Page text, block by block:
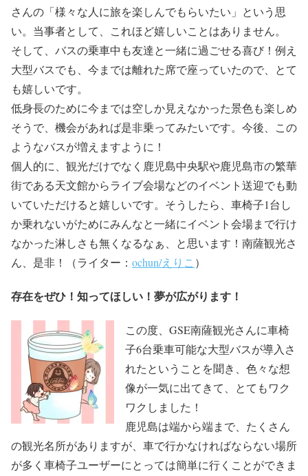
さんの「様々な人に旅を楽しんでもらいたい」という思
い。当事者として、これほど嬉しいことはありません。
そして、バスの乗車中も友達と一緒に過ごせる喜び！例え
大型バスでも、今までは離れた席で座っていたので、とて
も嬉しいです。
低身長のために今までは空しか見えなかった景色も楽しめ
そうで、機会があれば是非乗ってみたいです。今後、この
ようなバスが増えますように！
個人的に、観光だけでなく鹿児島中央駅や鹿児島市の繁華
街である天文館からライブ会場などのイベント送迎でも動
いていただけると嬉しいです。そうしたら、車椅子1台し
か乗れないがためにみんなと一緒にイベント会場まで行け
なかった淋しさも無くなるなぁ、と思います！南薩観光さ
ん、是非！（ライター： ochun/えりこ ）
存在をぜひ！知ってほしい！夢が広がります！
この度、GSE南薩観光さんに車椅
子6台乗車可能な大型バスが導入さ
れたということを聞き、色々な想
像が一気に出てきて、とてもワク
ワクしました！
鹿児島は端から端まで、たくさん
の観光名所がありますが、車で行かなければならない場所
が多く車椅子ユーザーにとっては簡単に行くことができま